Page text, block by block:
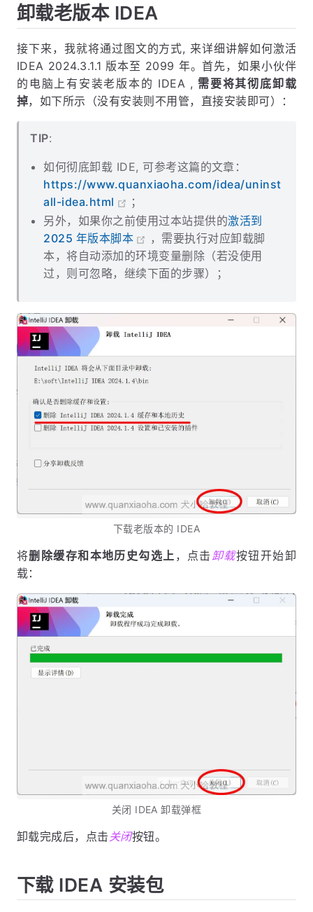
卸载老版本 IDEA
接下来，我就将通过图文的方式, 来详细讲解如何激活
IDEA 2024.3.1.1 版本至 2099 年。首先，如果小伙伴
的电脑上有安装老版本的 IDEA , 需要将其彻底卸载
掉，如下所示（没有安装则不用管，直接安装即可）：
TIP:
如何彻底卸载 IDE, 可参考这篇的文章：
https://www.quanxiaoha.com/idea/uninst
all-idea.html
；
另外，如果你之前使用过本站提供的激活到
2025 年版本脚本
，需要执行对应卸载脚
本，将自动添加的环境变量删除（若没使用
过，则可忽略，继续下面的步骤）；
下载老版本的 IDEA
将删除缓存和本地历史勾选上 ，点击卸载按钮开始卸
载：
关闭 IDEA 卸载弹框
卸载完成后，点击 关闭按钮。
下载 IDEA 安装包